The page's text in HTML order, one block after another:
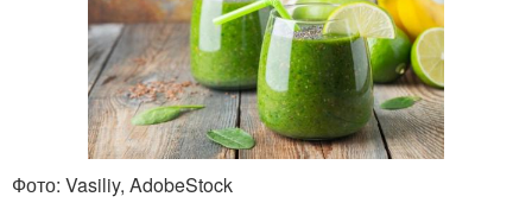
Фото: Vasiliy, AdobeStock